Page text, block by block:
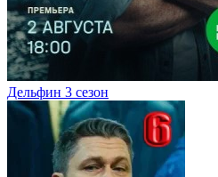
Дельфин 3 сезон